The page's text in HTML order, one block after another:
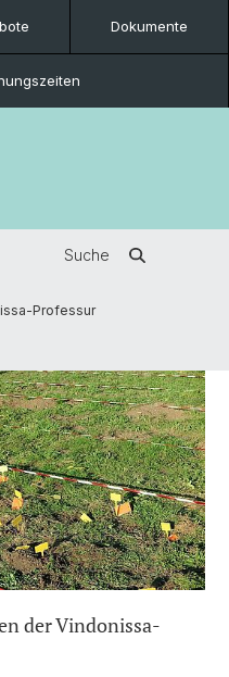
Dokumente
Suche
Professur
der Vindonissa-